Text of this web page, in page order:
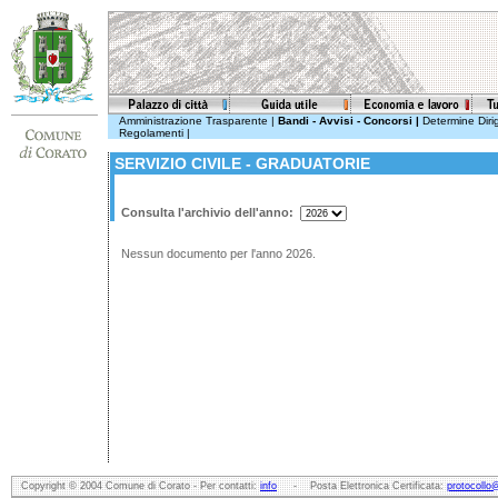
Amministrazione Trasparente | Bandi - Avvisi - Concorsi | Determine
Regolamenti |
SERVIZIO CIVILE - GRADUATORIE
Consulta l'archivio dell'anno:
Nessun documento per l'anno 2026.
Copyright © 2004 Comune di Corato - Per contatti:info- Posta Elettronica Certificata: